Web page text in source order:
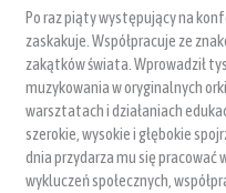
Po raz piąty występujący na
zaskakuje. Współpracuje ze
zakątków świata. Wprowadził
muzykowania w oryginalnych
warsztatach i działaniach
szerokie, wysokie i głębokie
dnia przydarza mu się pracować
wykluczeń społecznych,